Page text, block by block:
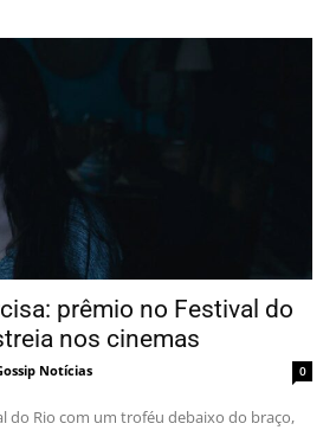
prêmio no Festival do
nos cinemas
Notícias 0
do Rio com um troféu debaixo do braço,